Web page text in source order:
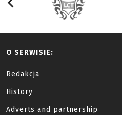
O SERWISIE:
Redakcja
History
Adverts and partnership